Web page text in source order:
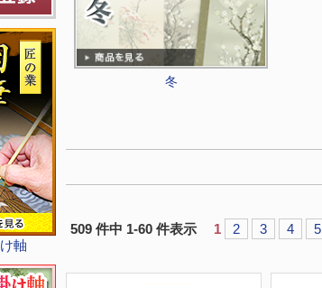
軸
冬
509 件中 1-60 件表示 1 2 3 4 5